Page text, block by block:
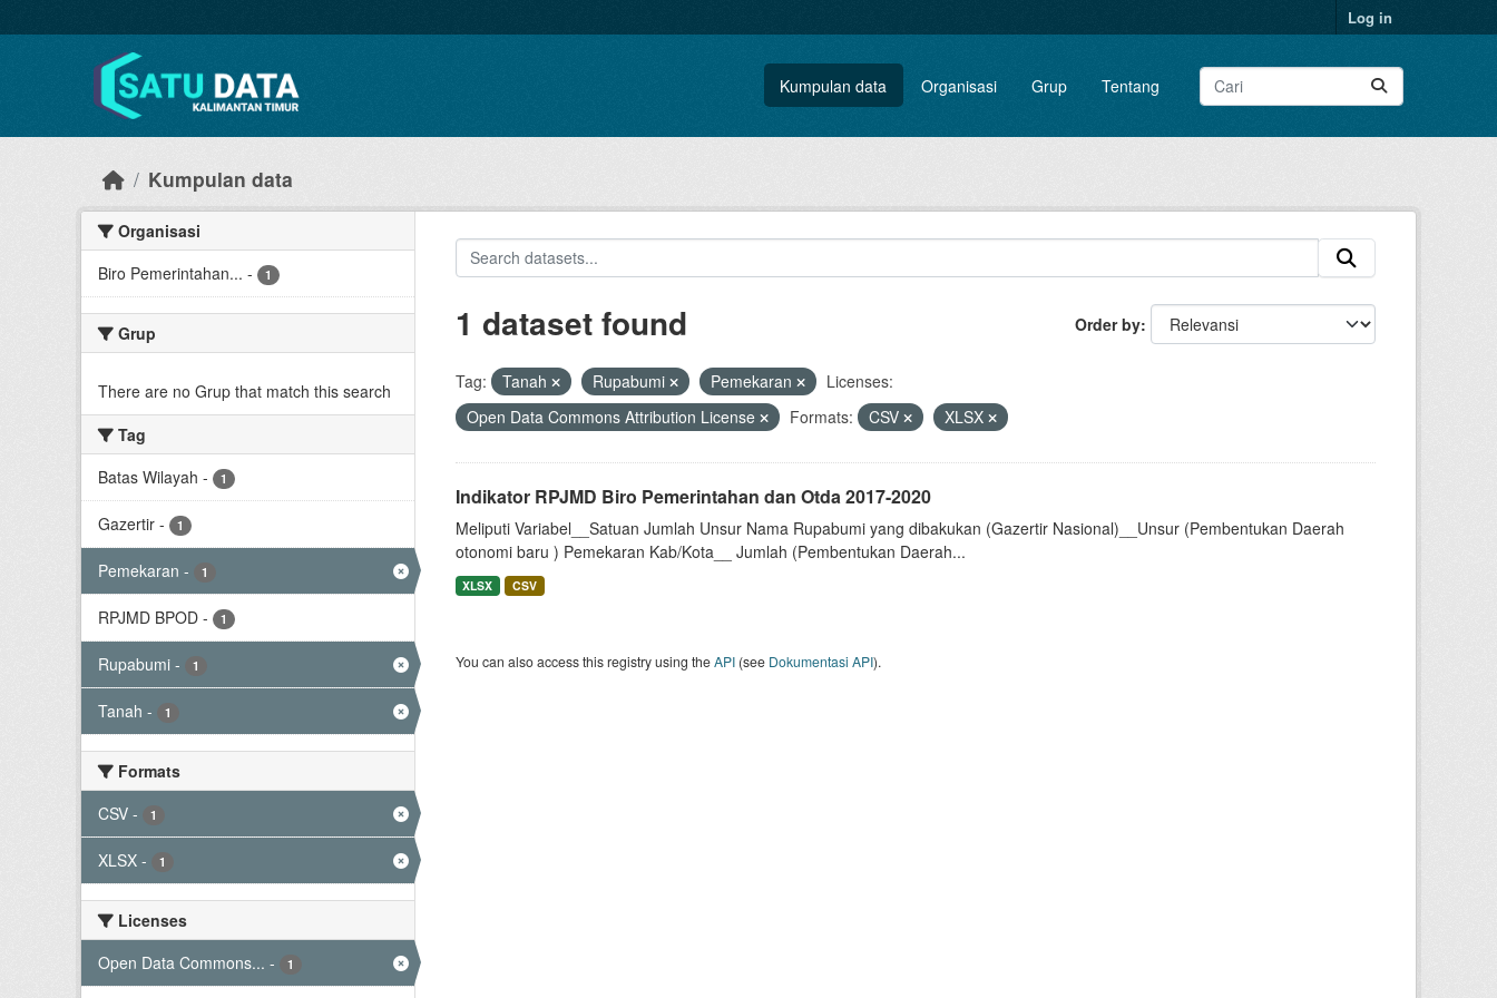
Log in
Kumpulan data Organisasi Grup Tentang
Kumpulan data
Organisasi
Biro Pemerintahan... - 1
Grup
There are no Grup that match this search
Tag
Batas Wilayah - 1
Gazertir - 1
Pemekaran - 1
RPJMD BPOD - 1
Rupabumi - 1
Tanah - 1
Formats
CSV - 1
XLSX - 1
Licenses
Open Data Commons... - 1
Order by
1 dataset found
Tag: Tanah Rupabumi Pemekaran
Licenses:
Open Data Commons Attribution License
Formats: CSV XLSX
Indikator RPJMD Biro Pemerintahan dan Otda 2017-2020
Meliputi Variabel__Satuan Jumlah Unsur Nama Rupabumi yang dibakukan (Gazertir Nasional)__Unsur (Pembentukan Daerah
otonomi baru ) Pemekaran Kab/Kota__ Jumlah (Pembentukan Daerah...
XLSX CSV
You can also access this registry using theAPI(see Dokumentasi API).